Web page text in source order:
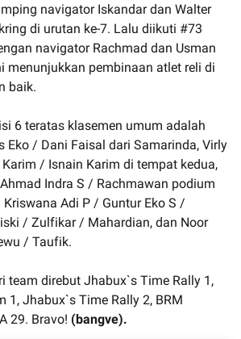
navigator Iskandar dan Walter
di urutan ke-7. Lalu diikuti #73
navigator Rachmad dan Usman
menunjukkan pembinaan atlet reli di
baik.
6 teratas klasemen umum adalah
Eko / Dani Faisal dari Samarinda, Virly
/ Isnain Karim di tempat kedua,
Indra S / Rachmawan podium
Adi P / Guntur Eko S /
/ Zulfikar / Mahardian, dan Noor
/ Taufik.
team direbut Jhabux`s Time Rally 1,
1, Jhabux`s Time Rally 2, BRM
29. Bravo! (bangve).